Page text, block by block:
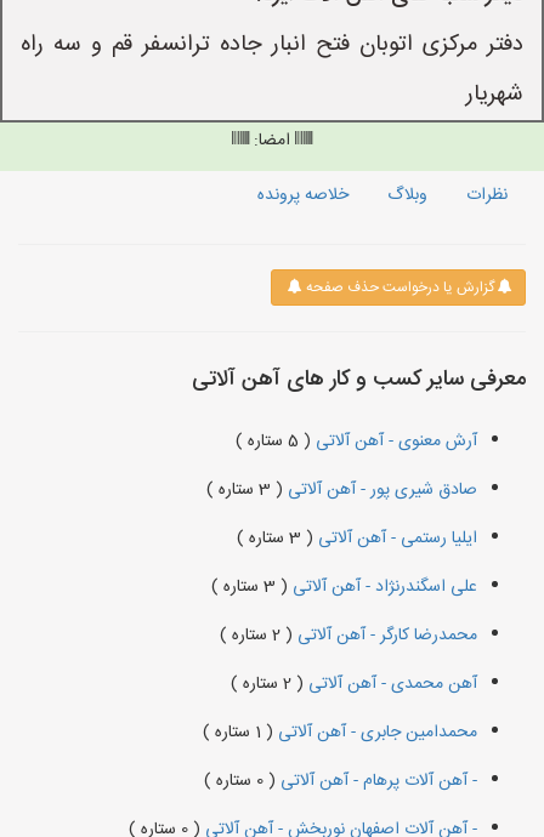
دفتر مرکزی اتوبان فتح انبار جاده ترانسفر قم و سه راه
شهریار
امضا:
نظرات
وبلاگ خلاصه پرونده
گزارش یا درخواست حذف صفحه
معرفی سایر کسب و کار های آهن آلاتی
آرش معنوی - آهن آلاتی ( 5 ستاره )
صادق شیری پور - آهن آلاتی ( 3 ستاره )
ایلیا رستمی - آهن آلاتی ( 3 ستاره )
علی اسگندرنژاد - آهن آلاتی ( 3 ستاره )
محمدرضا کارگر - آهن آلاتی ( 2 ستاره )
آهن محمدی - آهن آلاتی ( 2 ستاره )
محمدامین جابری - آهن آلاتی ( 1 ستاره )
- آهن آلات پرهام - آهن آلاتی ( 0 ستاره )
- آهن آلات اصفهان نوربخش - آهن آلاتی ( 0 ستاره )